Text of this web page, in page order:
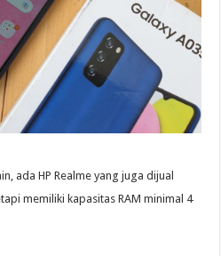
ada HP Realme yang juga dijual
memiliki kapasitas RAM minimal 4